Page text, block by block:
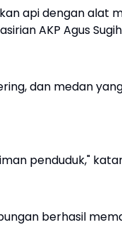
api dengan alat
AKP Agus
dan medan
penduduk,"
berhasil